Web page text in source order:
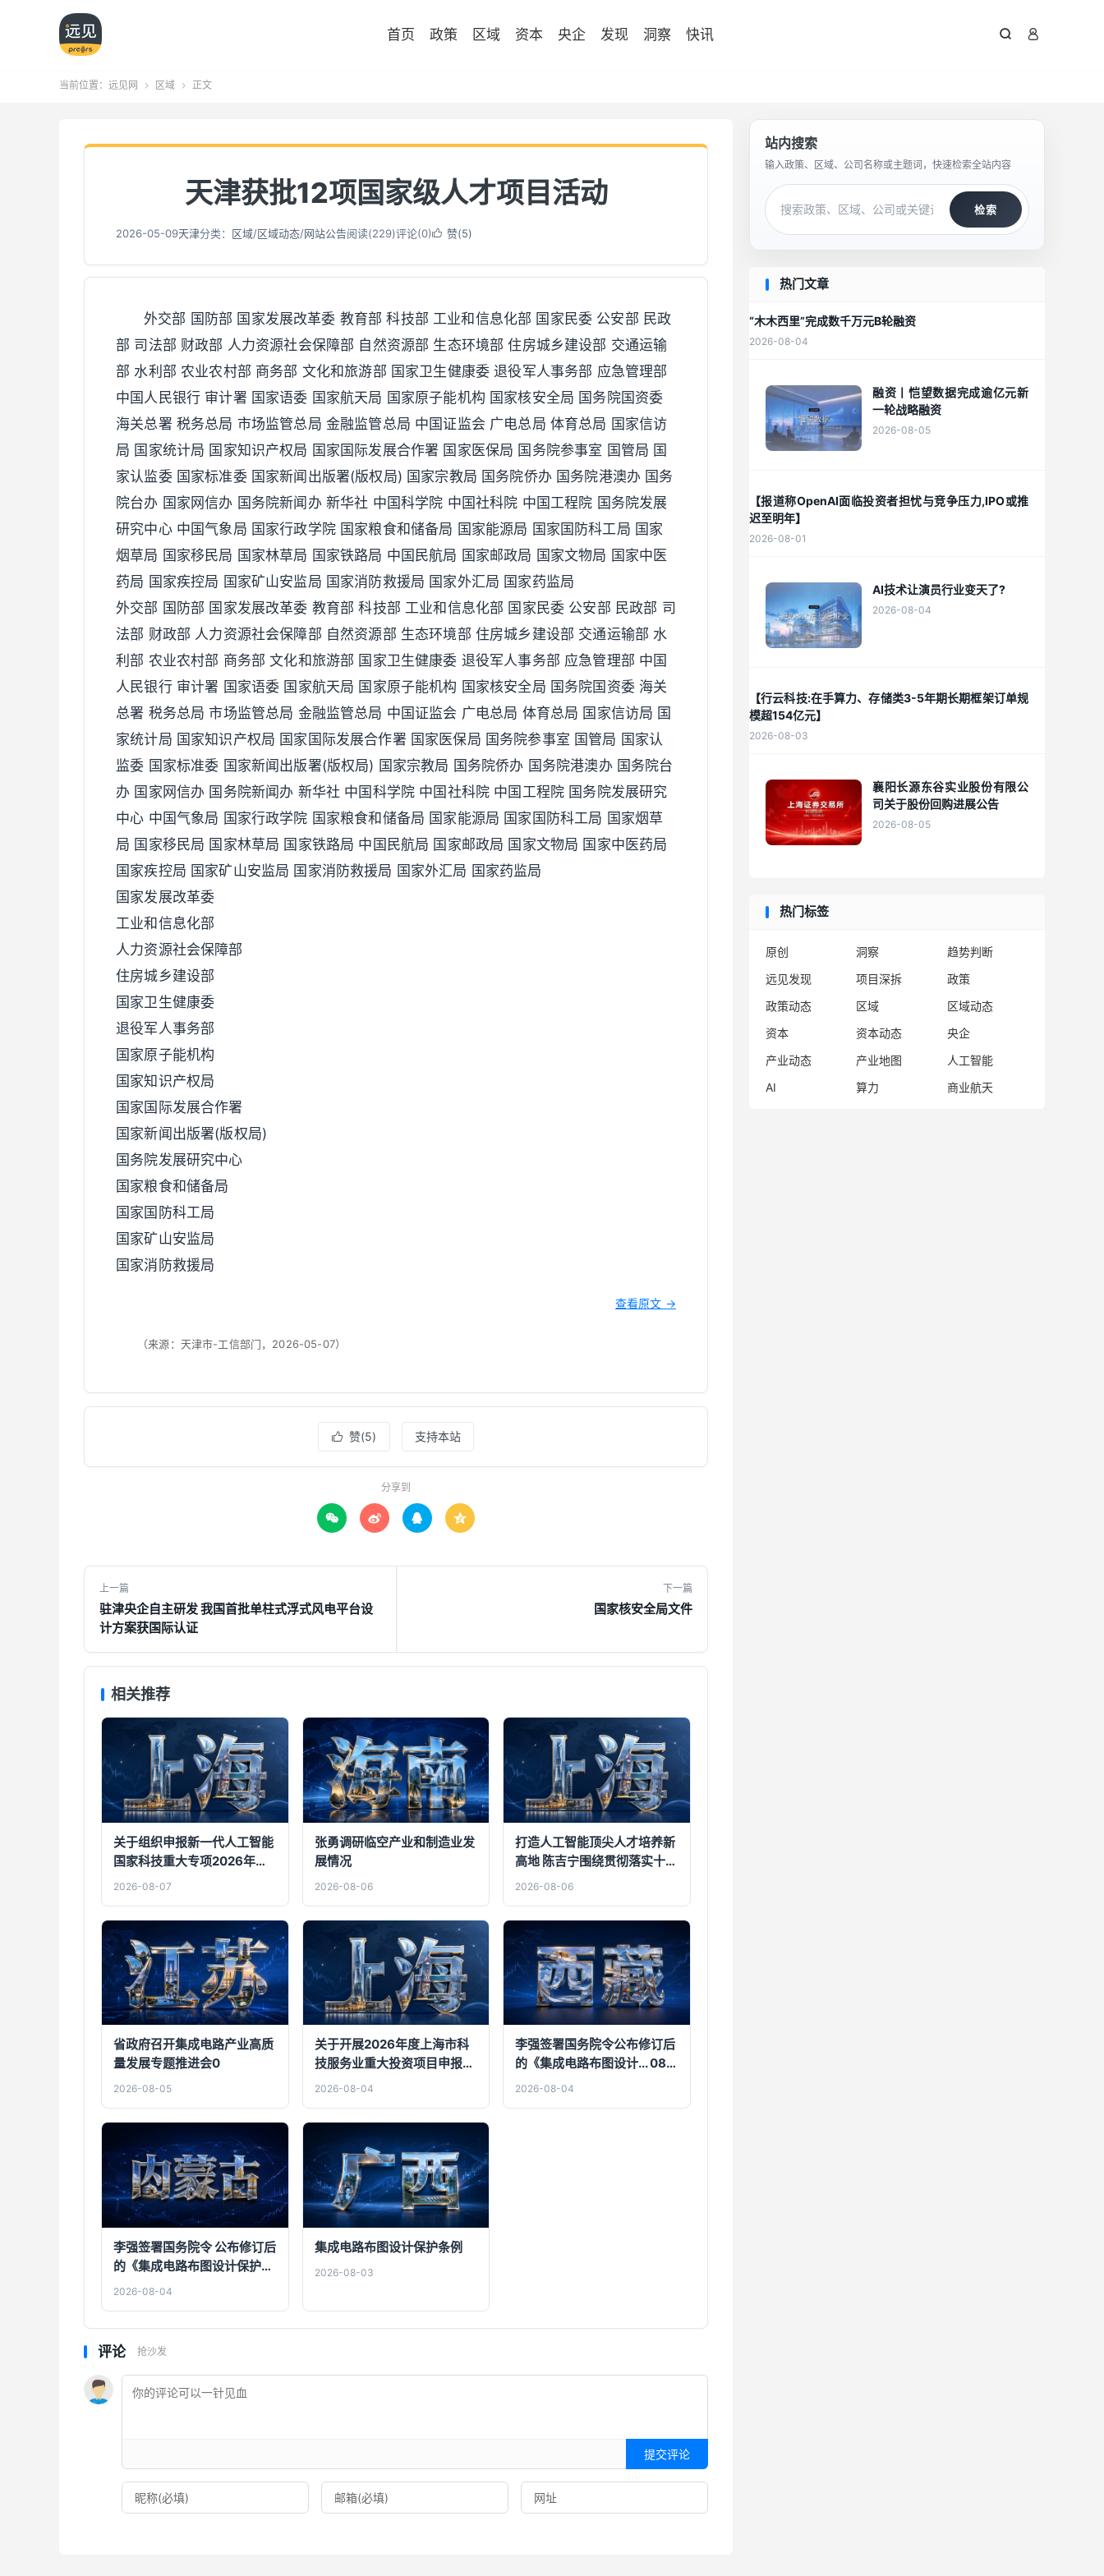
首页 政策 区域 资本 央企 发现 洞察 快讯  
当前位置： 远见网  区域  正文
天津获批12项国家级人才项目活动
2026-05-09天津分类： 区域/区域动态/网站公告阅读(229)评论(0) 赞(5)
外交部 国防部 国家发展改革委 教育部 科技部 工业和信息化部 国家民委 公安部 民政
部 司法部 财政部 人力资源社会保障部 自然资源部 生态环境部 住房城乡建设部 交通运输
部 水利部 农业农村部 商务部 文化和旅游部 国家卫生健康委 退役军人事务部 应急管理部
中国人民银行 审计署 国家语委 国家航天局 国家原子能机构 国家核安全局 国务院国资委
海关总署 税务总局 市场监管总局 金融监管总局 中国证监会 广电总局 体育总局 国家信访
局 国家统计局 国家知识产权局 国家国际发展合作署 国家医保局 国务院参事室 国管局 国
家认监委 国家标准委 国家新闻出版署(版权局) 国家宗教局 国务院侨办 国务院港澳办 国务
院台办 国家网信办 国务院新闻办 新华社 中国科学院 中国社科院 中国工程院 国务院发展
研究中心 中国气象局 国家行政学院 国家粮食和储备局 国家能源局 国家国防科工局 国家
烟草局 国家移民局 国家林草局 国家铁路局 中国民航局 国家邮政局 国家文物局 国家中医
药局 国家疾控局 国家矿山安监局 国家消防救援局 国家外汇局 国家药监局
外交部 国防部 国家发展改革委 教育部 科技部 工业和信息化部 国家民委 公安部 民政部 司
法部 财政部 人力资源社会保障部 自然资源部 生态环境部 住房城乡建设部 交通运输部 水
利部 农业农村部 商务部 文化和旅游部 国家卫生健康委 退役军人事务部 应急管理部 中国
人民银行 审计署 国家语委 国家航天局 国家原子能机构 国家核安全局 国务院国资委 海关
总署 税务总局 市场监管总局 金融监管总局 中国证监会 广电总局 体育总局 国家信访局 国
家统计局 国家知识产权局 国家国际发展合作署 国家医保局 国务院参事室 国管局 国家认
监委 国家标准委 国家新闻出版署(版权局) 国家宗教局 国务院侨办 国务院港澳办 国务院台
办 国家网信办 国务院新闻办 新华社 中国科学院 中国社科院 中国工程院 国务院发展研究
中心 中国气象局 国家行政学院 国家粮食和储备局 国家能源局 国家国防科工局 国家烟草
局 国家移民局 国家林草局 国家铁路局 中国民航局 国家邮政局 国家文物局 国家中医药局
国家疾控局 国家矿山安监局 国家消防救援局 国家外汇局 国家药监局
国家发展改革委
工业和信息化部
人力资源社会保障部
住房城乡建设部
国家卫生健康委
退役军人事务部
国家原子能机构
国家知识产权局
国家国际发展合作署
国家新闻出版署(版权局)
国务院发展研究中心
国家粮食和储备局
国家国防科工局
国家矿山安监局
国家消防救援局
查看原文 →
（来源：天津市-工信部门，2026-05-07）
 赞(5) 支持本站
分享到
   
上一篇
驻津央企自主研发 我国首批单柱式浮式风电平台设
计方案获国际认证
下一篇
国家核安全局文件
相关推荐
关于组织申报新一代人工智能
国家科技重大专项2026年度
“以赛代评”公开项目的通知
2026-08-07
张勇调研临空产业和制造业发
展情况
2026-08-06
打造人工智能顶尖人才培养新
高地 陈吉宁围绕贯彻落实十二
届市委九次全会精神走访调研
2026-08-06
省政府召开集成电路产业高质
量发展专题推进会0
2026-08-05
关于开展2026年度上海市科
技服务业重大投资项目申报工
作的通知
2026-08-04
李强签署国务院令公布修订后
的《集成电路布图设计... 08-
04
2026-08-04
李强签署国务院令 公布修订后
的《集成电路布图设计保护条
例》
2026-08-04
集成电路布图设计保护条例
2026-08-03
评论 抢沙发
提交评论
站内搜索
输入政策、区域、公司名称或主题词，快速检索全站内容
检索
热门文章
“木木西里”完成数千万元B轮融资
2026-08-04
融资丨恺望数据完成逾亿元新
一轮战略融资
2026-08-05
【报道称OpenAI面临投资者担忧与竞争压力,IPO或推
迟至明年】
2026-08-01
AI技术让演员行业变天了?
2026-08-04
【行云科技:在手算力、存储类3-5年期长期框架订单规
模超154亿元】
2026-08-03
襄阳长源东谷实业股份有限公
司关于股份回购进展公告
2026-08-05
热门标签
原创 洞察
趋势判断
远见发现
项目深拆
政策
政策动态
区域
区域动态
资本
资本动态
央企
产业动态
产业地图
人工智能
AI
算力 商业航天